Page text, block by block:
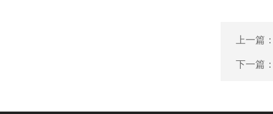
上一篇
下一篇